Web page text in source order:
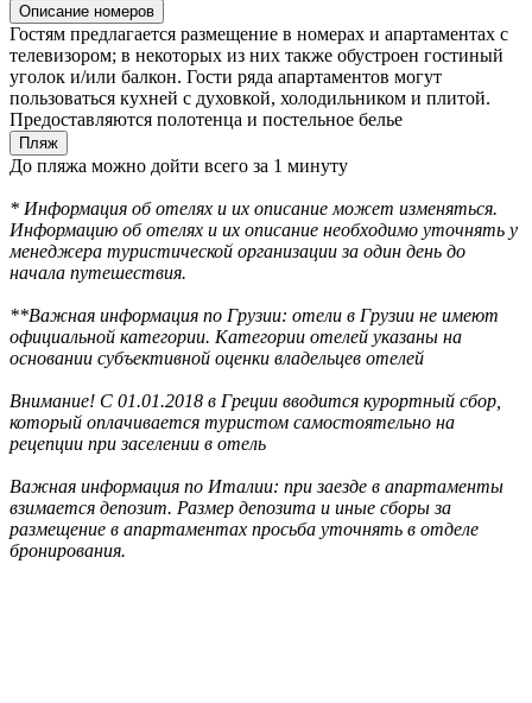
Описание номеров
Гостям предлагается размещение в номерах и апартаментах с
телевизором; в некоторых из них также обустроен гостиный
уголок и/или балкон. Гости ряда апартаментов могут
пользоваться кухней с духовкой, холодильником и плитой.
Предоставляются полотенца и постельное белье
Пляж
До пляжа можно дойти всего за 1 минуту
* Информация об отелях и их описание может изменяться.
Информацию об отелях и их описание необходимо уточнять у
менеджера туристической организации за один день до
начала путешествия.
**Важная информация по Грузии: отели в Грузии не имеют
официальной категории. Категории отелей указаны на
основании субъективной оценки владельцев отелей
Внимание! С 01.01.2018 в Греции вводится курортный сбор,
который оплачивается туристом самостоятельно на
рецепции при заселении в отель
Важная информация по Италии: при заезде в апартаменты
взимается депозит. Размер депозита и иные сборы за
размещение в апартаментах просьба уточнять в отделе
бронирования.